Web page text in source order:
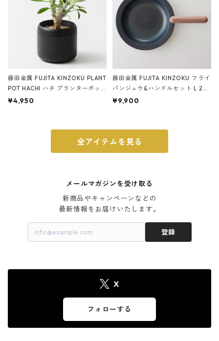
藤田金属 FUJITA KINZOKU PLANT
POT HACHI ハチ プランターポッ
ト 3号 ブラック
¥4,950
藤田金属 FUJITA KINZOKU フライ
パンジュウ&ハンドルセット L 24c
m ガス火・IH対応 鉄フライパン
¥9,900
全アイテムを見る
メールマガジンを受け取る
新商品やキャンペーンなどの
最新情報をお届けいたします。
登録
X
フォローする